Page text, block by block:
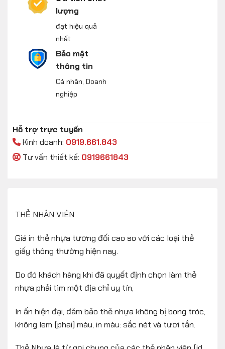
lượng
đạt hiệu quả
nhất
Bảo mật
thông tin
Cá nhân, Doanh
nghiệp
Hỗ trợ trực tuyến
Kinh doanh: 0919.661.843
Tư vấn thiết kế: 0919661843
THẺ NHÂN VIÊN
Giá in thẻ nhựa tương đối cao so với các loại thẻ
giấy thông thường hiện nay.
Do đó khách hàng khi đã quyết định chọn làm thẻ
nhựa phải tìm một địa chỉ uy tín,
In ấn hiện đại, đảm bảo thẻ nhựa không bị bong tróc,
không lem (phai) màu, in màu: sắc nét và tươi tắn.